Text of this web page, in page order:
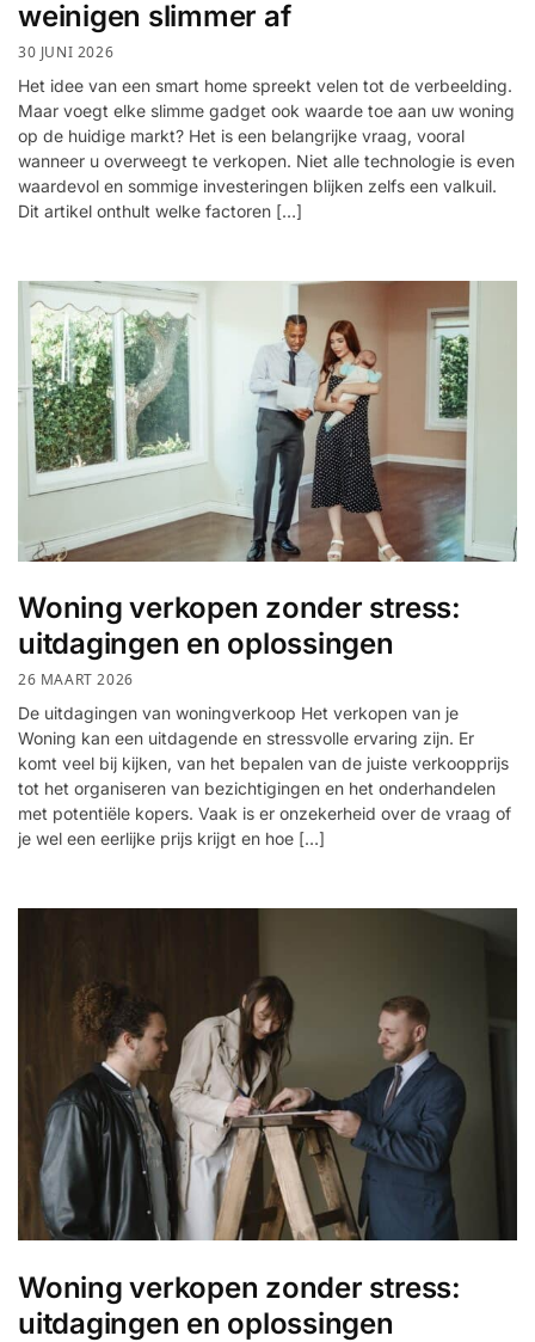
weinigen slimmer af
30 JUNI 2026
Het idee van een smart home spreekt velen tot de verbeelding.
Maar voegt elke slimme gadget ook waarde toe aan uw woning
op de huidige markt? Het is een belangrijke vraag, vooral
wanneer u overweegt te verkopen. Niet alle technologie is even
waardevol en sommige investeringen blijken zelfs een valkuil.
Dit artikel onthult welke factoren […]
Woning verkopen zonder stress:
uitdagingen en oplossingen
26 MAART 2026
De uitdagingen van woningverkoop Het verkopen van je
Woning kan een uitdagende en stressvolle ervaring zijn. Er
komt veel bij kijken, van het bepalen van de juiste verkoopprijs
tot het organiseren van bezichtigingen en het onderhandelen
met potentiële kopers. Vaak is er onzekerheid over de vraag of
je wel een eerlijke prijs krijgt en hoe […]
Woning verkopen zonder stress:
uitdagingen en oplossingen